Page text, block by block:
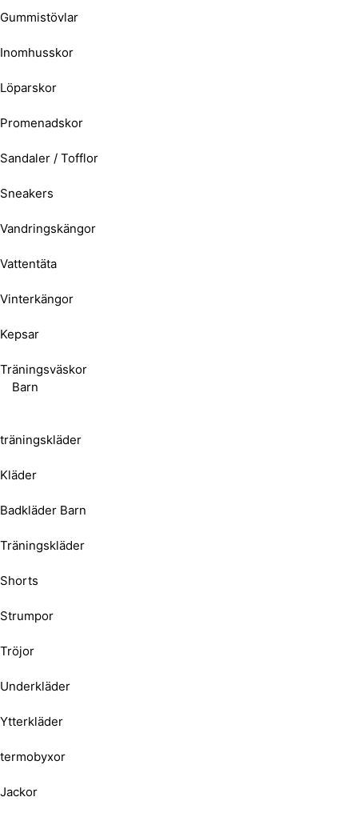
Gummistövlar
Inomhusskor
Löparskor
Promenadskor
Sandaler / Tofflor
Sneakers
Vandringskängor
Vattentäta
Vinterkängor
Kepsar
Träningsväskor
Barn
träningskläder
Kläder
Badkläder Barn
Träningskläder
Shorts
Strumpor
Tröjor
Underkläder
Ytterkläder
termobyxor
Jackor